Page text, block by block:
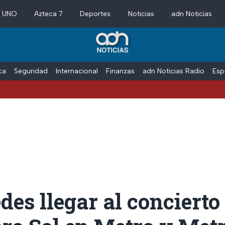
Azteca 7 Deportes Noticias adn Noticias
Seguridad Internacional Finanzas adn Noticias Radio
llegar al concierto